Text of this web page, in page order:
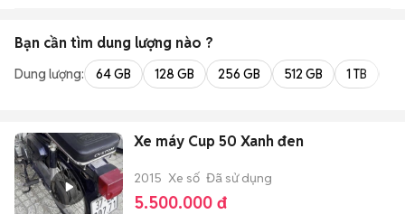
Bạn cần tìm dung lượng nào ?
Dung lượng: 64 GB 128 GB 256 GB 512 GB 1 TB
Xe máy Cup 50 Xanh đen
2015 Xe số Đã sử dụng
5.500.000 đ